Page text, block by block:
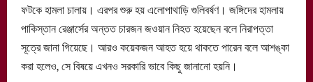
ফটকে হামলা চালায়। এরপর শুরু হয় এলোপাথাড়ি গুলিবর্ষণ। জঙ্গিদের হামলায়
পাকিস্তান রেঞ্জার্সের অন্তত চারজন জওয়ান নিহত হয়েছেন বলে নিরাপত্তা
সূত্রে জানা গিয়েছে। আরও কয়েকজন আহত হয়ে থাকতে পারেন বলে আশঙ্কা
করা হলেও, সে বিষয়ে এখনও সরকারি ভাবে কিছু জানানো হয়নি।